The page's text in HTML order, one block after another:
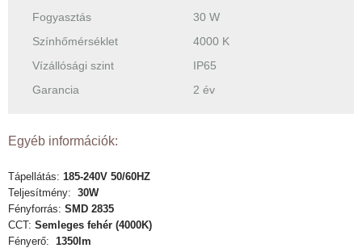
Fogyasztás
30 W
Színhőmérséklet
4000 K
Vízállósági szint
IP65
Garancia
2 év
Egyéb információk:
Tápellátás: 185-240V 50/60HZ
Teljesítmény: 30W
Fényforrás: SMD 2835
CCT: Semleges fehér (4000K)
Fényerő: 1350lm